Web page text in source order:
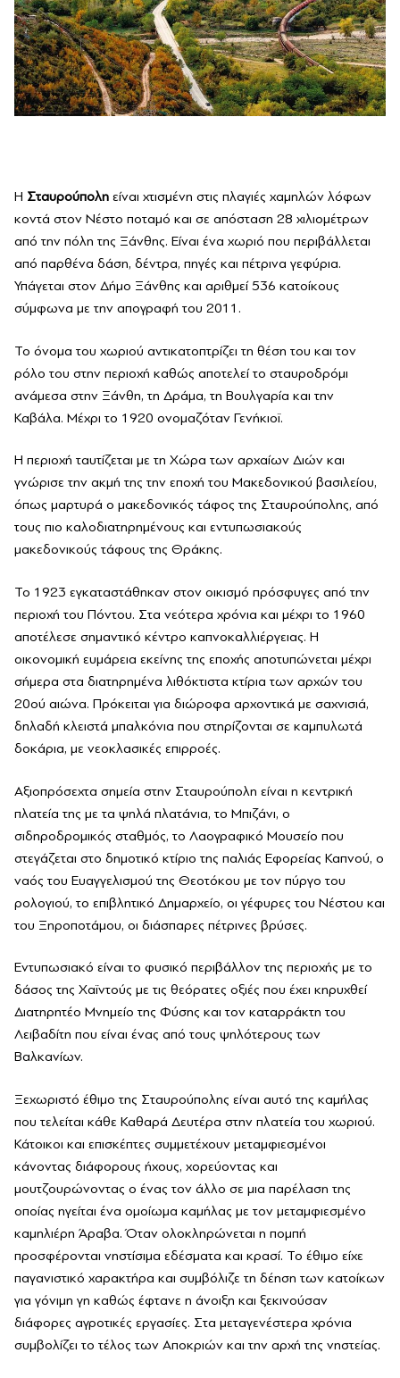
Η Σταυρούπολη είναι χτισμένη στις πλαγιές χαμηλών λόφων
κοντά στον Νέστο ποταμό και σε απόσταση 28 χιλιομέτρων
από την πόλη της Ξάνθης. Είναι ένα χωριό που περιβάλλεται
από παρθένα δάση, δέντρα, πηγές και πέτρινα γεφύρια.
Υπάγεται στον Δήμο Ξάνθης και αριθμεί 536 κατοίκους
σύμφωνα με την απογραφή του 2011.
Το όνομα του χωριού αντικατοπτρίζει τη θέση του και τον
ρόλο του στην περιοχή καθώς αποτελεί το σταυροδρόμι
ανάμεσα στην Ξάνθη, τη Δράμα, τη Βουλγαρία και την
Καβάλα. Μέχρι το 1920 ονομαζόταν Γενήκιοϊ.
Η περιοχή ταυτίζεται με τη Χώρα των αρχαίων Διών και
γνώρισε την ακμή της την εποχή του Μακεδονικού βασιλείου,
όπως μαρτυρά ο μακεδονικός τάφος της Σταυρούπολης, από
τους πιο καλοδιατηρημένους και εντυπωσιακούς
μακεδονικούς τάφους της Θράκης.
Το 1923 εγκαταστάθηκαν στον οικισμό πρόσφυγες από την
περιοχή του Πόντου. Στα νεότερα χρόνια και μέχρι το 1960
αποτέλεσε σημαντικό κέντρο καπνοκαλλιέργειας. Η
οικονομική ευμάρεια εκείνης της εποχής αποτυπώνεται μέχρι
σήμερα στα διατηρημένα λιθόκτιστα κτίρια των αρχών του
20ού αιώνα. Πρόκειται για διώροφα αρχοντικά με σαχνισιά,
δηλαδή κλειστά μπαλκόνια που στηρίζονται σε καμπυλωτά
δοκάρια, με νεοκλασικές επιρροές.
Αξιοπρόσεχτα σημεία στην Σταυρούπολη είναι η κεντρική
πλατεία της με τα ψηλά πλατάνια, το Μπιζάνι, ο
σιδηροδρομικός σταθμός, το Λαογραφικό Μουσείο που
στεγάζεται στο δημοτικό κτίριο της παλιάς Εφορείας Καπνού, ο
ναός του Ευαγγελισμού της Θεοτόκου με τον πύργο του
ρολογιού, το επιβλητικό Δημαρχείο, οι γέφυρες του Νέστου και
του Ξηροποτάμου, οι διάσπαρες πέτρινες βρύσες.
Εντυπωσιακό είναι το φυσικό περιβάλλον της περιοχής με το
δάσος της Χαϊντούς με τις θεόρατες οξιές που έχει κηρυχθεί
Διατηρητέο Μνημείο της Φύσης και τον καταρράκτη του
Λειβαδίτη που είναι ένας από τους ψηλότερους των
Βαλκανίων.
Ξεχωριστό έθιμο της Σταυρούπολης είναι αυτό της καμήλας
που τελείται κάθε Καθαρά Δευτέρα στην πλατεία του χωριού.
Κάτοικοι και επισκέπτες συμμετέχουν μεταμφιεσμένοι
κάνοντας διάφορους ήχους, χορεύοντας και
μουτζουρώνοντας ο ένας τον άλλο σε μια παρέλαση της
οποίας ηγείται ένα ομοίωμα καμήλας με τον μεταμφιεσμένο
καμηλιέρη Άραβα. Όταν ολοκληρώνεται η πομπή
προσφέρονται νηστίσιμα εδέσματα και κρασί. Το έθιμο είχε
παγανιστικό χαρακτήρα και συμβόλιζε τη δέηση των κατοίκων
για γόνιμη γη καθώς έφτανε η άνοιξη και ξεκινούσαν
διάφορες αγροτικές εργασίες. Στα μεταγενέστερα χρόνια
συμβολίζει το τέλος των Αποκριών και την αρχή της νηστείας.